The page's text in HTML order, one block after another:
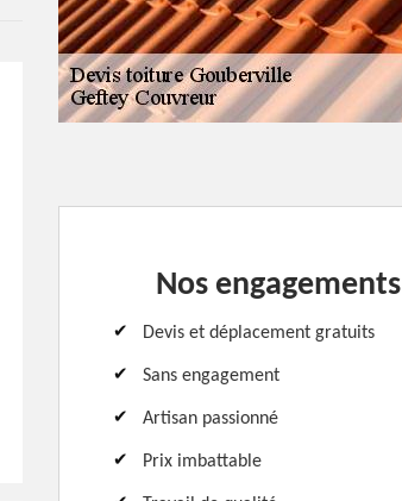
Nos engagements
Devis et déplacement gratuits
Sans engagement
Artisan passionné
Prix imbattable